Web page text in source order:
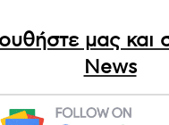
μας και
News